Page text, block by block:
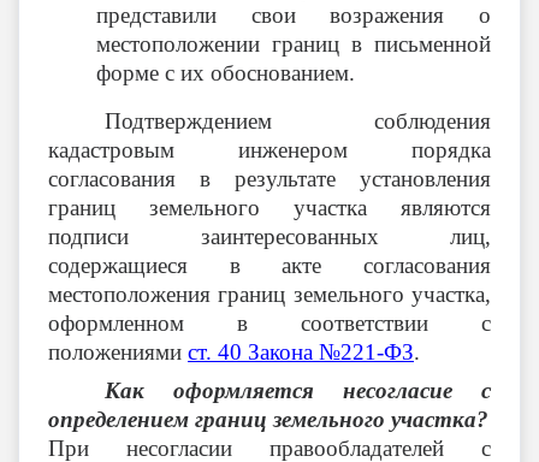
представили свои возражения о
местоположении границ в письменной
форме с их обоснованием.
Подтверждением соблюдения
кадастровым инженером порядка
согласования в результате установления
границ земельного участка являются
подписи заинтересованных лиц,
содержащиеся в акте согласования
местоположения границ земельного участка,
оформленном в соответствии с
положениями ст. 40 Закона №221-ФЗ.
Как оформляется несогласие c
определением границ земельного участка?
При несогласии правообладателей с